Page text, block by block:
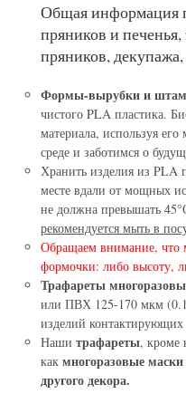
Общая информация
пряников и
пряников, декупажа,
Формы-вырубки и
чистого PLA пластика.
материала, используя
среде и заботимся о
Хранить изделия из PLA
месте вдали от мощных
не должна превышать
рекомендуется мыть в
Обращаем внимание, что
формочки: либо высоту,
Трафареты
или ПВХ 125-170 мкм
изделий
Наши трафареты, кроме
как многоразовые
другого декора.